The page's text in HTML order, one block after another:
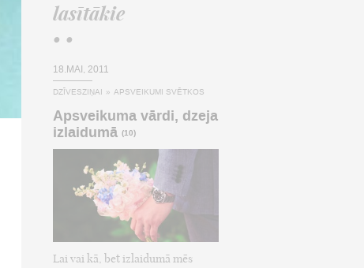
lasītākie
• •
18.MAI, 2011
DZĪVESZIŅAI » APSVEIKUMI SVĒTKOS
Apsveikuma vārdi, dzeja
izlaidumā (10)
Lai vai kā, bet izlaidumā mēs